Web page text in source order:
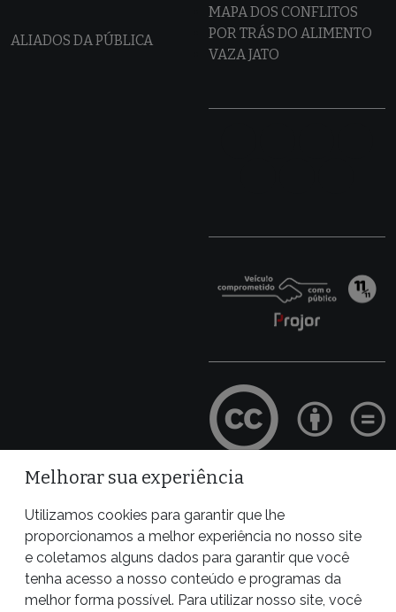
ALIADOS DA PÚBLICA
MAPA DOS CONFLITOS
POR TRÁS DO ALIMENTO
VAZA JATO
Site desenvolvido por
Melhorar sua experiência
Utilizamos cookies para garantir que lhe
proporcionamos a melhor experiência no nosso site
e coletamos alguns dados para garantir que você
tenha acesso a nosso conteúdo e programas da
melhor forma possível. Para utilizar nosso site, você